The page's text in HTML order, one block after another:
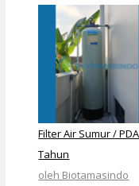
Filter Air Sumur /
Tahun
oleh Biotamasindo